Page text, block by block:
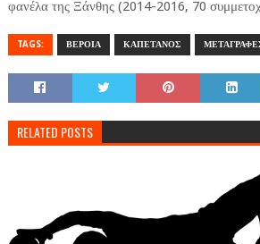
φανέλα της Ξάνθης (2014-2016, 70
TAGS: ΒΕΡΟΙΑ ΚΑΠΕΤΑΝΟΣ
RELATED POSTS